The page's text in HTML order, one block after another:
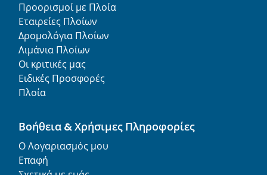
Προορισμοί με Πλοία
Εταιρείες Πλοίων
Δρομολόγια Πλοίων
Λιμάνια Πλοίων
Οι κριτικές μας
Ειδικές Προσφορές
Πλοία
Βοήθεια & Χρήσιμες Πληροφορίες
Ο Λογαριασμός μου
Επαφή